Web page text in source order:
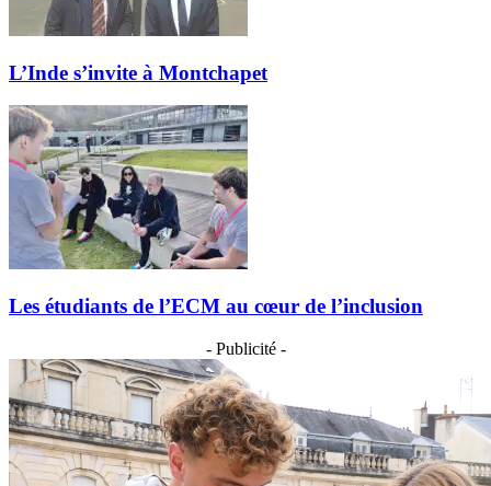
L’Inde s’invite à Montchapet
Les étudiants de l’ECM au cœur de l’inclusion
- Publicité -